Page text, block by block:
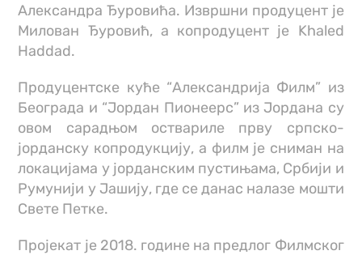
Александра Ђуровића. Извршни продуцент је
Милован Ђуровић, а копродуцент је Khaled
Haddad.
Продуцентске куће “Александрија Филм” из
Београда и “Јордан Пионеерс” из Јордана су
овом сарадњом оствариле прву српско-
јорданску копродукцију, а филм је сниман на
локацијама у јорданским пустињама, Србији и
Румунији у Јашију, где се данас налазе мошти
Свете Петке.
Пројекат је 2018. године на предлог Филмског